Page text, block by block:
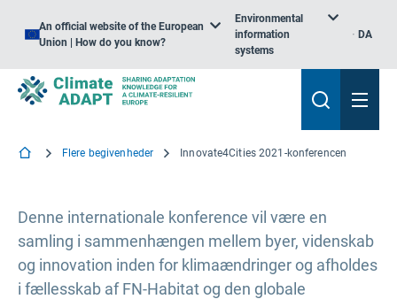
An official website of the European
Union | How do you know?
Environmental
information
systems
DA
Flere begivenheder Innovate4Cities 2021-konferencen
Denne internationale konference vil være en
samling i sammenhængen mellem byer, videnskab
og innovation inden for klimaændringer og afholdes
i fællesskab af FN-Habitat og den globale